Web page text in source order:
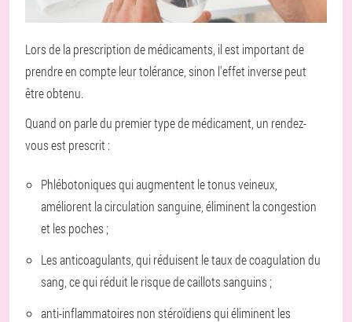
Lors de la prescription de médicaments, il est important de
prendre en compte leur tolérance, sinon l'effet inverse peut
être obtenu.
Quand on parle du premier type de médicament, un rendez-
vous est prescrit :
Phlébotoniques qui augmentent le tonus veineux,
améliorent la circulation sanguine, éliminent la congestion
et les poches ;
Les anticoagulants, qui réduisent le taux de coagulation du
sang, ce qui réduit le risque de caillots sanguins ;
anti-inflammatoires non stéroïdiens qui éliminent les